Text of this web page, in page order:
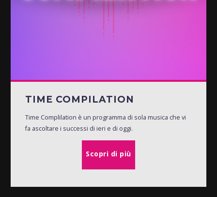
TIME COMPILATION
Time Complilation è un programma di sola musica che vi
fa ascoltare i successi di ieri e di oggi.
Scopri di più